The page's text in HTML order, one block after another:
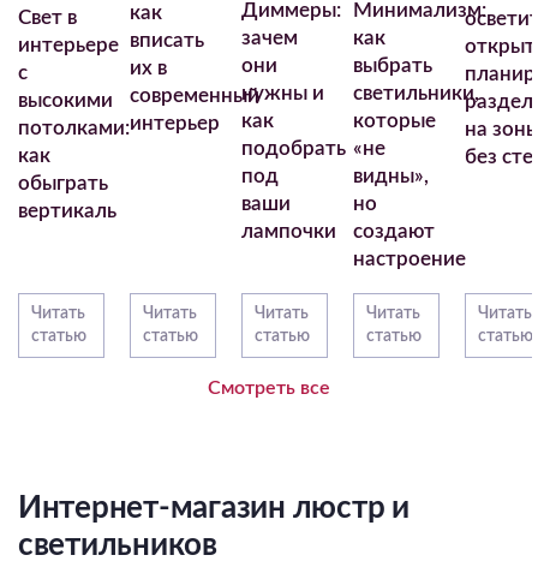
Свет в
интерьере
с
высокими
потолками:
как
обыграть
вертикаль
Читать
статью
как
вписать
их в
современный
интерьер
Читать
статью
Диммеры:
зачем
они
нужны и
как
подобрать
под
ваши
лампочки
Читать
статью
Минимализм:
как
выбрать
светильники,
которые
«не
видны»,
но
создают
настроение
Читать
статью
на
без
Читать
статью
Смотреть все
Интернет-магазин люстр и
светильников